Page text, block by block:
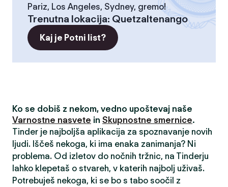
Pariz, Los Angeles, Sydney, gremo!
Trenutna lokacija: Quetzaltenango
Kaj je Potni list?
Ko se dobiš z nekom, vedno upoštevaj naše
Varnostne nasvete in Skupnostne smernice.
Tinder je najboljša aplikacija za spoznavanje novih
ljudi. Iščeš nekoga, ki ima enaka zanimanja? Ni
problema. Od izletov do nočnih tržnic, na Tinderju
lahko klepetaš o stvareh, v katerih najbolj uživaš.
Potrebuješ nekoga, ki se bo s tabo soočil z